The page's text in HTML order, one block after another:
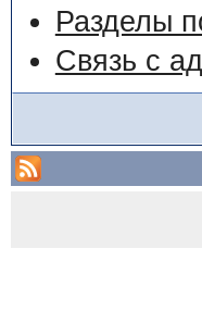
Разделы
Связь с